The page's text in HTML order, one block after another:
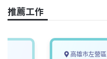
o
k
n
推薦工作
高雄市左營區